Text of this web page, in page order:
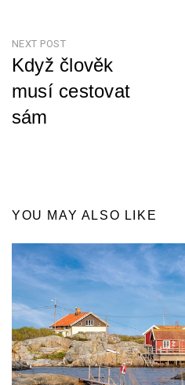
NEXT POST
Když člověk
musí cestovat
sám
YOU MAY ALSO LIKE